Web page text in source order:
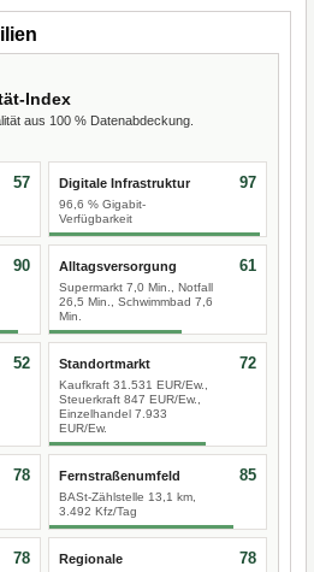
Index
aus 100 % Datenabdeckung.
57 Digitale Infrastruktur
96,6 % Gigabit-
Verfügbarkeit
97
90 Alltagsversorgung
Supermarkt 7,0 Min., Notfall
26,5 Min., Schwimmbad 7,6
Min.
61
52 Standortmarkt
Kaufkraft 31.531 EUR/Ew.,
Steuerkraft 847 EUR/Ew.,
Einzelhandel 7.933
EUR/Ew.
72
78 Fernstraßenumfeld
BASt-Zählstelle 13,1 km,
3.492 Kfz/Tag
85
78
Regionale
78